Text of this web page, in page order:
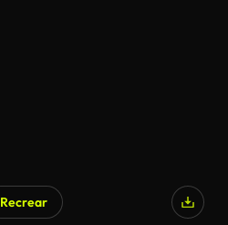
Recrear